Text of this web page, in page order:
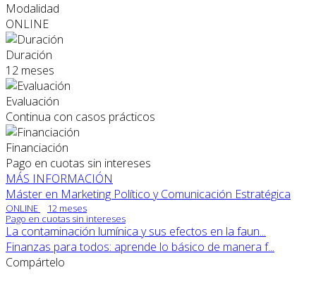
Modalidad
ONLINE
Duración
12 meses
Evaluación
Continua con casos prácticos
Financiación
Pago en cuotas sin intereses
MÁS INFORMACIÓN
Máster en Marketing Político y Comunicación Estratégica
ONLINE
12 meses
Pago en cuotas sin intereses
La contaminación lumínica y sus efectos en la faun...
Finanzas para todos: aprende lo básico de manera f...
Compártelo